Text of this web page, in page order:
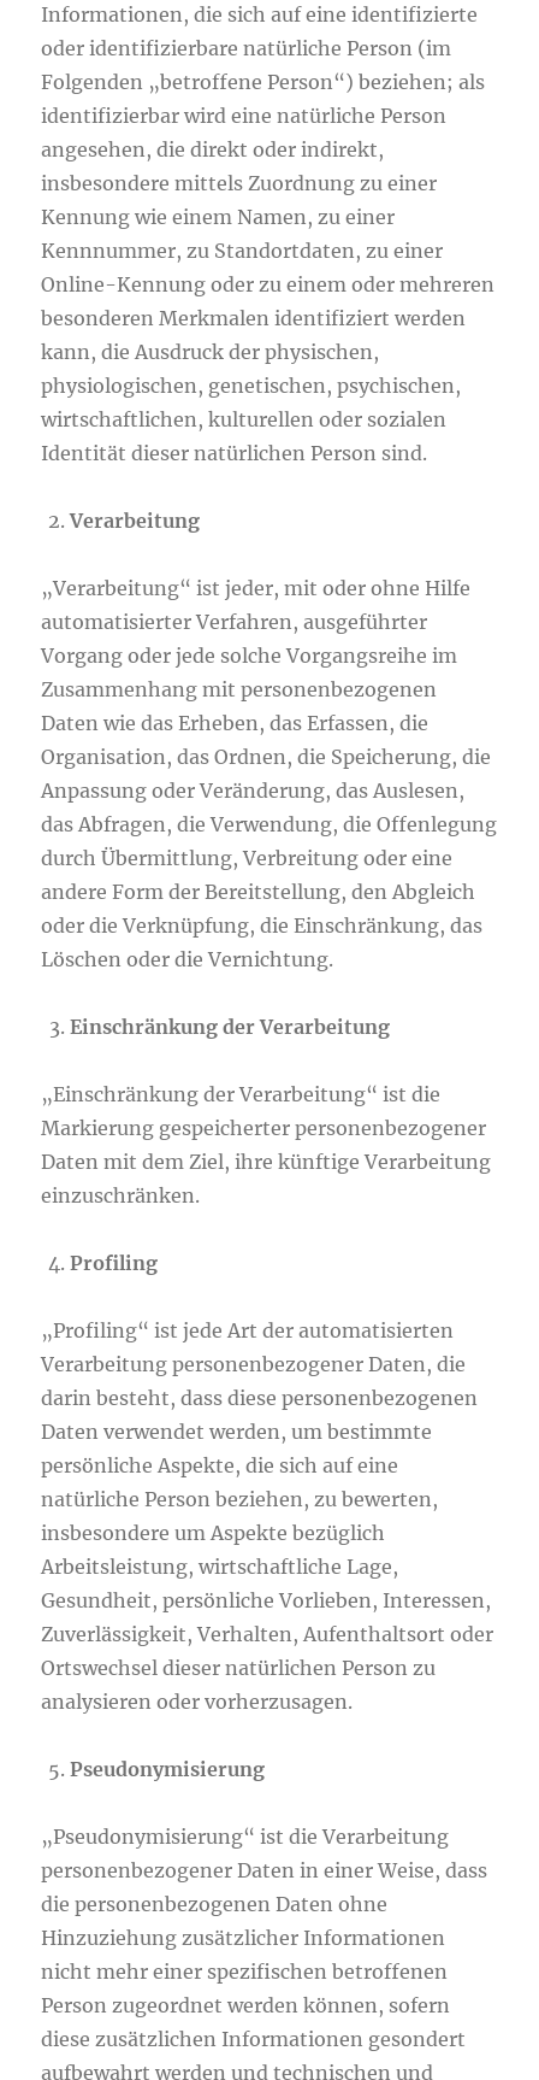
Informationen, die sich auf eine identifizierte
oder identifizierbare natürliche Person (im
Folgenden „betroffene Person“) beziehen; als
identifizierbar wird eine natürliche Person
angesehen, die direkt oder indirekt,
insbesondere mittels Zuordnung zu einer
Kennung wie einem Namen, zu einer
Kennnummer, zu Standortdaten, zu einer
Online-Kennung oder zu einem oder mehreren
besonderen Merkmalen identifiziert werden
kann, die Ausdruck der physischen,
physiologischen, genetischen, psychischen,
wirtschaftlichen, kulturellen oder sozialen
Identität dieser natürlichen Person sind.
Verarbeitung
„Verarbeitung“ ist jeder, mit oder ohne Hilfe
automatisierter Verfahren, ausgeführter
Vorgang oder jede solche Vorgangsreihe im
Zusammenhang mit personenbezogenen
Daten wie das Erheben, das Erfassen, die
Organisation, das Ordnen, die Speicherung, die
Anpassung oder Veränderung, das Auslesen,
das Abfragen, die Verwendung, die Offenlegung
durch Übermittlung, Verbreitung oder eine
andere Form der Bereitstellung, den Abgleich
oder die Verknüpfung, die Einschränkung, das
Löschen oder die Vernichtung.
Einschränkung der Verarbeitung
„Einschränkung der Verarbeitung“ ist die
Markierung gespeicherter personenbezogener
Daten mit dem Ziel, ihre künftige Verarbeitung
einzuschränken.
Profiling
„Profiling“ ist jede Art der automatisierten
Verarbeitung personenbezogener Daten, die
darin besteht, dass diese personenbezogenen
Daten verwendet werden, um bestimmte
persönliche Aspekte, die sich auf eine
natürliche Person beziehen, zu bewerten,
insbesondere um Aspekte bezüglich
Arbeitsleistung, wirtschaftliche Lage,
Gesundheit, persönliche Vorlieben, Interessen,
Zuverlässigkeit, Verhalten, Aufenthaltsort oder
Ortswechsel dieser natürlichen Person zu
analysieren oder vorherzusagen.
Pseudonymisierung
„Pseudonymisierung“ ist die Verarbeitung
personenbezogener Daten in einer Weise, dass
die personenbezogenen Daten ohne
Hinzuziehung zusätzlicher Informationen
nicht mehr einer spezifischen betroffenen
Person zugeordnet werden können, sofern
diese zusätzlichen Informationen gesondert
aufbewahrt werden und technischen und